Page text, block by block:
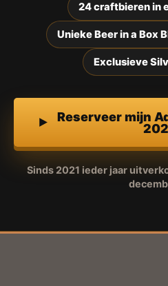
24 craftbieren in
Unieke Beer in a Box
Exclusieve
Reserveer mijn
Sinds 2021 ieder jaar